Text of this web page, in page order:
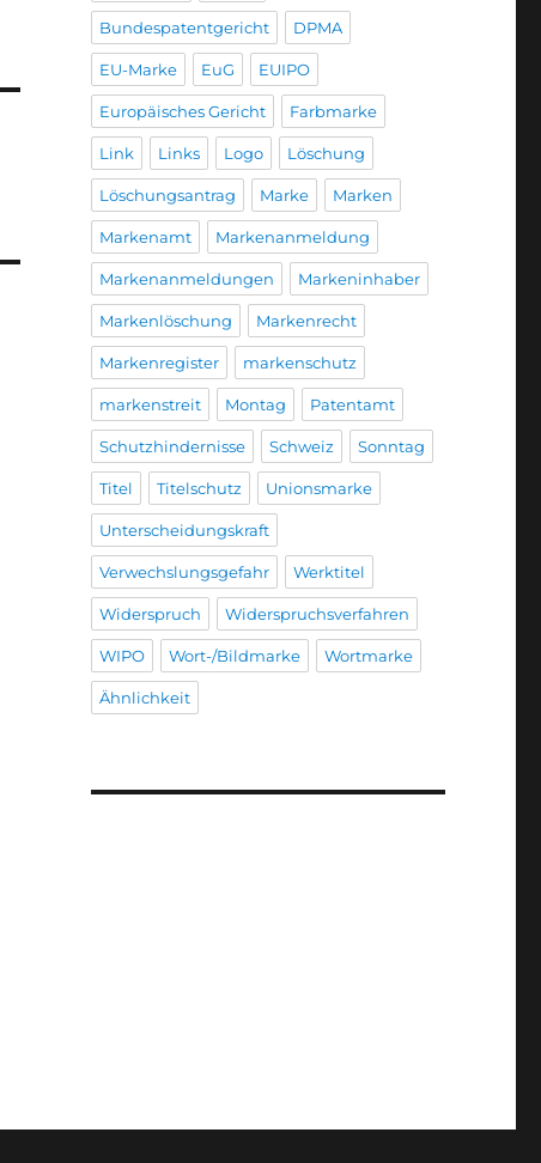
Bundespatentgericht DPMA
EU-Marke EuG EUIPO
Europäisches Gericht Farbmarke
Link Links Logo Löschung
Löschungsantrag Marke Marken
Markenamt Markenanmeldung
Markenanmeldungen Markeninhaber
Markenlöschung Markenrecht
Markenregister markenschutz
markenstreit Montag Patentamt
Schutzhindernisse Schweiz Sonntag
Titel Titelschutz Unionsmarke
Unterscheidungskraft
Verwechslungsgefahr Werktitel
Widerspruch Widerspruchsverfahren
WIPO Wort-/Bildmarke Wortmarke
Ähnlichkeit